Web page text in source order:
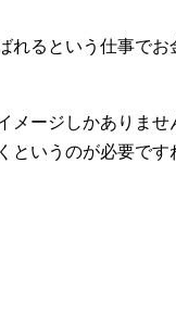
れるという仕事で
メージしかありま
というのが必要です